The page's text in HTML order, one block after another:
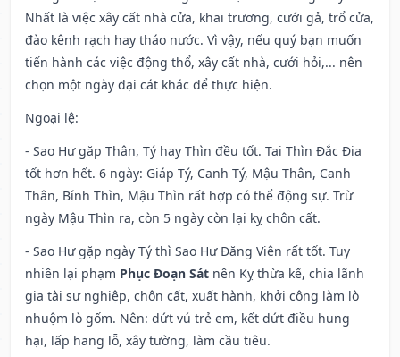
Nhất là việc xây cất nhà cửa, khai trương, cưới gả, trổ cửa,
đào kênh rạch hay tháo nước. Vì vậy, nếu quý bạn muốn
tiến hành các việc động thổ, xây cất nhà, cưới hỏi,... nên
chọn một ngày đại cát khác để thực hiện.
Ngoại lệ:
- Sao Hư gặp Thân, Tý hay Thìn đều tốt. Tại Thìn Đắc Địa
tốt hơn hết. 6 ngày: Giáp Tý, Canh Tý, Mậu Thân, Canh
Thân, Bính Thìn, Mậu Thìn rất hợp có thể động sự. Trừ
ngày Mậu Thìn ra, còn 5 ngày còn lại kỵ chôn cất.
- Sao Hư gặp ngày Tý thì Sao Hư Đăng Viên rất tốt. Tuy
nhiên lại phạm Phục Đoạn Sát nên Kỵ thừa kế, chia lãnh
gia tài sự nghiệp, chôn cất, xuất hành, khởi công làm lò
nhuộm lò gốm. Nên: dứt vú trẻ em, kết dứt điều hung
hại, lấp hang lỗ, xây tường, làm cầu tiêu.